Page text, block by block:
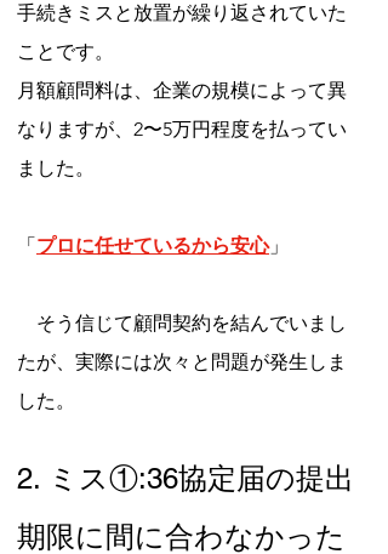
手続きミスと放置が繰り返されていた
ことです。
月額顧問料は、企業の規模によって異
なりますが、2〜5万円程度を払ってい
ました。
「プロに任せているから安心」
そう信じて顧問契約を結んでいまし
たが、実際には次々と問題が発生しま
した。
2. ミス①:36協定届の提出
期限に間に合わなかった